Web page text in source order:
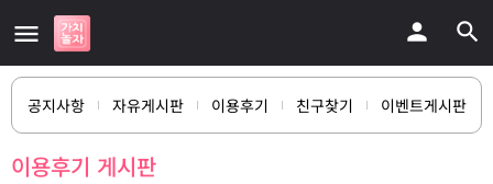
공지사항 자유게시판 이용후기 친구찾기 이벤트게시판
이용후기 게시판